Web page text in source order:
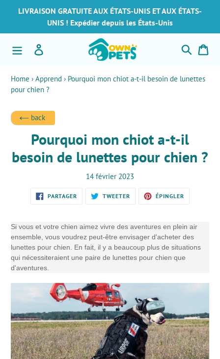
LIVRAISON GRATUITE AUX ÉTATS-UNIS ET AUX ÉTATS-
UNIS ! Expédier depuis les États-Unis
Home › Apprend › Pourquoi mon chiot a-t-il besoin de lunettes
pour chien ?
back
Pourquoi mon chiot a-t-il
besoin de lunettes pour chien ?
14 février 2023
PARTAGER PARTAGERTWEETERTWEETER
SUR
ÉPINGLERÉPINGLER
SUR
Si vous et votre chien aimez vivre des aventures en plein air
ensemble, vous voudrez peut-être envisager d'acheter des
lunettes pour chien. En fait, il y a beaucoup plus de situations
qui nécessiteraient une paire de lunettes pour chien que
d'aventures.